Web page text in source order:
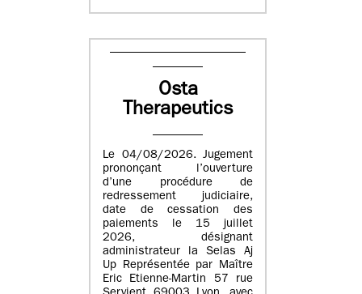
Osta
Therapeutics
Le 04/08/2026. Jugement
prononçant l’ouverture
d’une procédure de
redressement judiciaire,
date de cessation des
paiements le 15 juillet
2026, désignant
administrateur la Selas Aj
Up Représentée par Maître
Eric Etienne-Martin 57 rue